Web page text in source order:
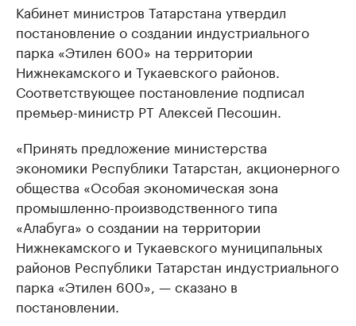
Кабинет министров Татарстана утвердил
постановление о создании индустриального
парка «Этилен 600» на территории
Нижнекамского и Тукаевского районов.
Соответствующее постановление подписал
премьер-министр РТ Алексей Песошин.
«Принять предложение министерства
экономики Республики Татарстан, акционерного
общества «Особая экономическая зона
промышленно-производственного типа
«Алабуга» о создании на территории
Нижнекамского и Тукаевского муниципальных
районов Республики Татарстан индустриального
парка «Этилен 600», — сказано в
постановлении.